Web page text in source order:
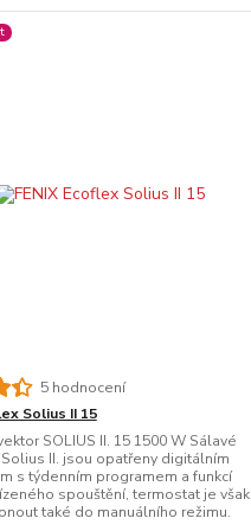
5 hodnocení
Solius II 15
SOLIUS II. 15 1500 W Sálavé
II. jsou opatřeny digitálním
s týdenním programem a funkcí
spouštění, termostat je však
také do manuálního režimu.